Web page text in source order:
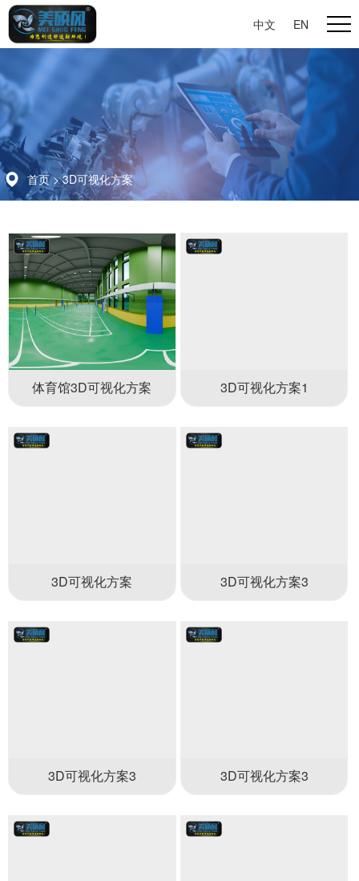
中文 EN
首页>3D可视化方案
体育馆3D可视化方案 3D可视化方案1
3D可视化方案 3D可视化方案3
3D可视化方案3 3D可视化方案3